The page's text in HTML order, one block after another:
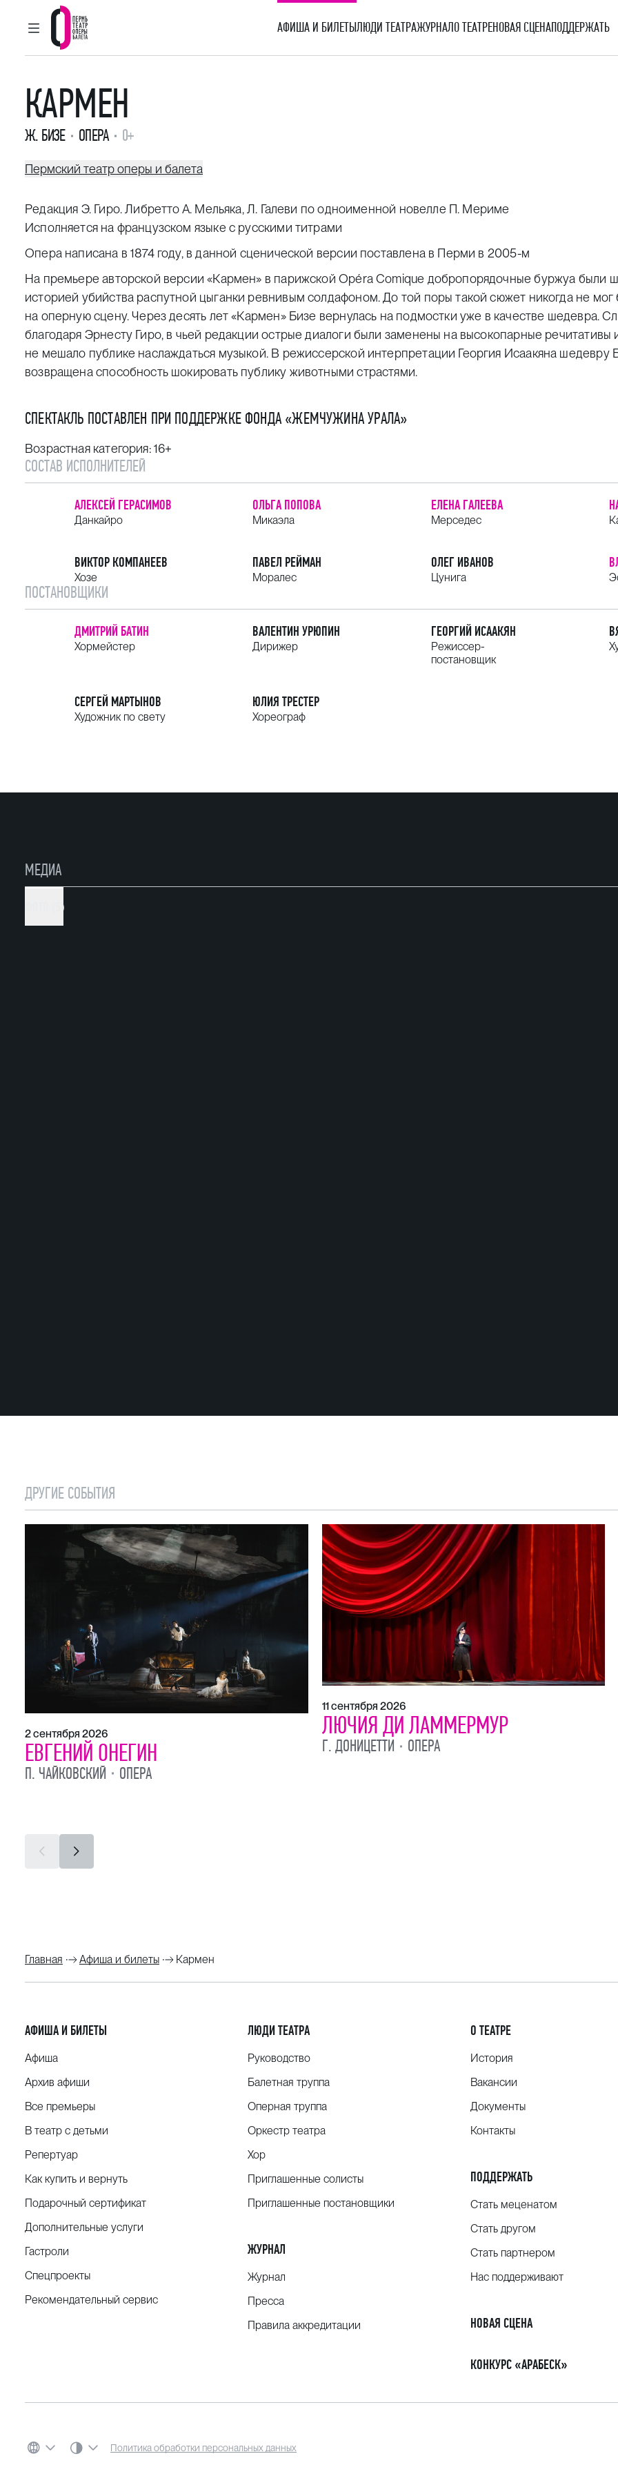
ГЛАВНОЕ МЕНЮ
Пермский театр оперы и балета
АФИША И БИЛЕТЫЛЮДИ ТЕАТРАЖУРНАЛО ТЕАТРЕНОВАЯ СЦЕНАПОДДЕРЖАТЬ
КАРМЕН
Ж. БИЗЕ ОПЕРА 0+
Пермский театр оперы и балета
Редакция Э. Гиро. Либретто А. Мельяка, Л. Галеви по одноименной новелле П. Мериме
Исполняется на французском языке с русскими титрами
Опера написана в 1874 году, в данной сценической версии поставлена в Перми в 2005-м
На премьере авторской версии «Кармен» в парижской Opéra Comique добропорядочные буржуа были
историей убийства распутной цыганки ревнивым солдафоном. До той поры такой сюжет никогда не мог
на оперную сцену. Через десять лет «Кармен» Бизе вернулась на подмостки уже в качестве шедевра.
благодаря Эрнесту Гиро, в чьей редакции острые диалоги были заменены на высокопарные речитативы
не мешало публике наслаждаться музыкой. В режиссерской интерпретации Георгия Исаакяна шедевру
возвращена способность шокировать публику животными страстями.
СПЕКТАКЛЬ ПОСТАВЛЕН ПРИ ПОДДЕРЖКЕ ФОНДА «ЖЕМЧУЖИНА УРАЛА»
Возрастная категория: 16+
СОСТАВ ИСПОЛНИТЕЛЕЙ
АЛЕКСЕЙ ГЕРАСИМОВ
Данкайро
ОЛЬГА ПОПОВА
Микаэла
ЕЛЕНА ГАЛЕЕВА
Мерседес
ВИКТОР КОМПАНЕЕВ
Хозе
ПАВЕЛ РЕЙМАН
Моралес
ОЛЕГ ИВАНОВ
Цунига
ПОСТАНОВЩИКИ
ДМИТРИЙ БАТИН
Хормейстер
ВАЛЕНТИН УРЮПИН
Дирижер
ГЕОРГИЙ ИСААКЯН
Режиссер-
постановщик
СЕРГЕЙ МАРТЫНОВ
Художник по свету
ЮЛИЯ ТРЕСТЕР
Хореограф
МЕДИА
ФОТО (5)
ДРУГИЕ СОБЫТИЯ
2 сентября 2026
ЕВГЕНИЙ ОНЕГИН
П. ЧАЙКОВСКИЙ ОПЕРА
11 сентября 2026
ЛЮЧИЯ ДИ ЛАММЕРМУР
Г. ДОНИЦЕТТИ ОПЕРА
Главная Афиша и билеты Кармен
АФИША И БИЛЕТЫ
Афиша
Архив афиши
Все премьеры
В театр с детьми
Репертуар
Как купить и вернуть
Подарочный сертификат
Дополнительные услуги
Гастроли
Спецпроекты
Рекомендательный сервис
ЛЮДИ ТЕАТРА
Руководство
Балетная труппа
Оперная труппа
Оркестр театра
Хор
Приглашенные солисты
Приглашенные постановщики
ЖУРНАЛ
Журнал
Пресса
Правила аккредитации
О ТЕАТРЕ
История
Вакансии
Документы
Контакты
ПОДДЕРЖАТЬ
Стать меценатом
Стать другом
Стать партнером
Нас поддерживают
НОВАЯ СЦЕНА
КОНКУРС «АРАБЕСК»
Политика обработки персональных данных
ЯЗЫКСИСТЕМНАЯ ТЕМА
ЦВЕТОВАЯ СХЕМА